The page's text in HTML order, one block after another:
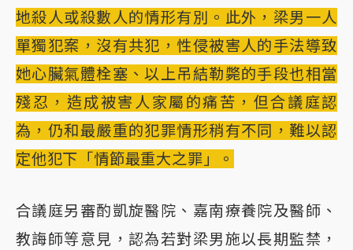
地殺人或殺數人的情形有別。此外，梁男一人
單獨犯案，沒有共犯，性侵被害人的手法導致
她心臟氣體栓塞、以上吊結勒斃的手段也相當
殘忍，造成被害人家屬的痛苦，但合議庭認
為，仍和最嚴重的犯罪情形稍有不同，難以認
定他犯下「情節最重大之罪」。
合議庭另審酌凱旋醫院、嘉南療養院及醫師、
教誨師等意見，認為若對梁男施以長期監禁，